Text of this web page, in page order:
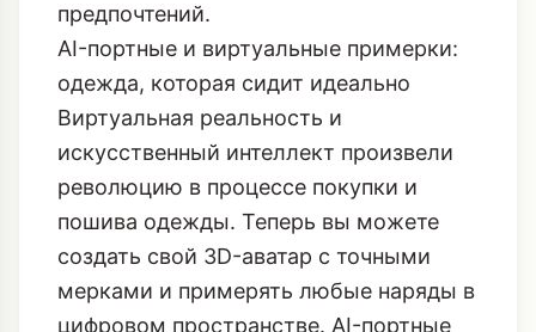
предпочтений.
AI-портные и виртуальные примерки:
одежда, которая сидит идеально
Виртуальная реальность и
искусственный интеллект произвели
революцию в процессе покупки и
пошива одежды. Теперь вы можете
создать свой 3D-аватар с точными
мерками и примерять любые наряды в
цифровом пространстве. AI-портные